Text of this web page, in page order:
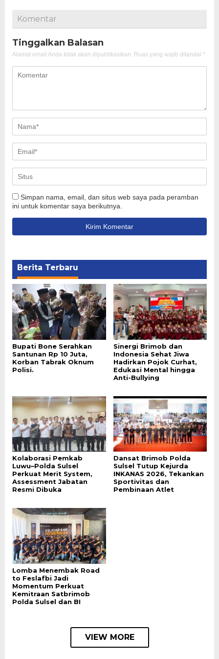
Komentar
Tinggalkan Balasan
Alamat email Anda tidak akan dipublikasikan. Ruas yang wajib ditandai *
Simpan nama, email, dan situs web saya pada peramban
ini untuk komentar saya berikutnya.
Berita Terbaru
Bupati Bone Serahkan
Santunan Rp 10 Juta,
Korban Tabrak Oknum
Polisi.
Sinergi Brimob dan
Indonesia Sehat Jiwa
Hadirkan Pojok Curhat,
Edukasi Mental hingga
Anti-Bullying
Kolaborasi Pemkab
Luwu–Polda Sulsel
Perkuat Merit System,
Assessment Jabatan
Resmi Dibuka
Dansat Brimob Polda
Sulsel Tutup Kejurda
INKANAS 2026, Tekankan
Sportivitas dan
Pembinaan Atlet
Lomba Menembak Road
to Feslafbi Jadi
Momentum Perkuat
Kemitraan Satbrimob
Polda Sulsel dan BI
VIEW MORE